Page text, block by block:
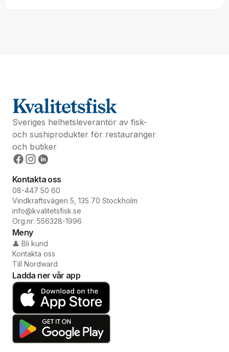
Sveriges helhetsleverantör av fisk-
och sushiprodukter för restauranger
och butiker
Kontakta oss
08-447 50 60
Vindkraftsvägen 5, 135 70 Stockholm
info@kvalitetsfisk.se
Org.nr: 556328-1996
Meny
👤 Bli kund
Kontakta oss
Till Nordward
Ladda ner vår app